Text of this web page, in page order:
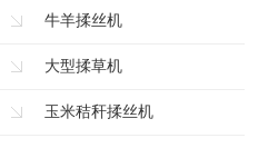
牛羊揉丝机
大型揉草机
玉米秸秆揉丝机